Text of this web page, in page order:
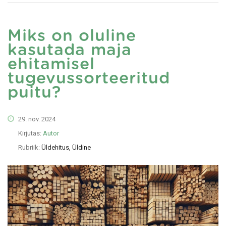
Miks on oluline
kasutada maja
ehitamisel
tugevussorteeritud
puitu?
29. nov. 2024
Kirjutas: Autor
Rubriik: Üldehitus, Üldine